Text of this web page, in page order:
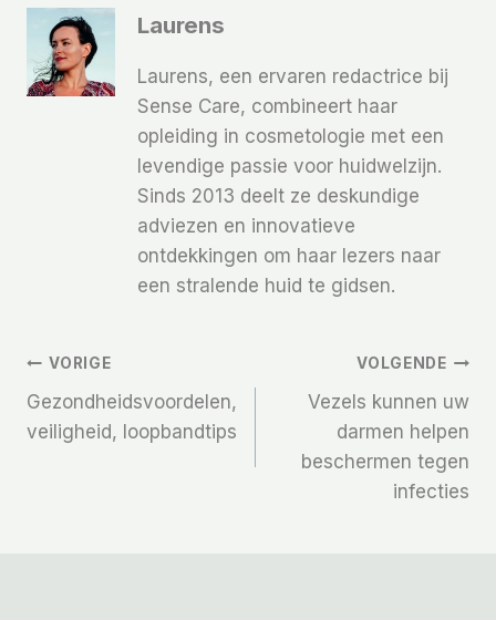
Laurens
Laurens, een ervaren redactrice bij
Sense Care, combineert haar
opleiding in cosmetologie met een
levendige passie voor huidwelzijn.
Sinds 2013 deelt ze deskundige
adviezen en innovatieve
ontdekkingen om haar lezers naar
een stralende huid te gidsen.
Bericht
Navigatie
VORIGE
Gezondheidsvoordelen,
veiligheid, loopbandtips
VOLGENDE
Vezels kunnen uw
darmen helpen
beschermen tegen
infecties